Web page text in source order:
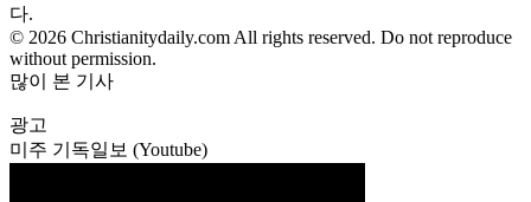
다.
© 2026 Christianitydaily.com All rights reserved. Do not reproduce
without permission.
많이 본 기사
광고
미주 기독일보 (Youtube)